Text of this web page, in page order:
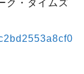
ク・タイムズ